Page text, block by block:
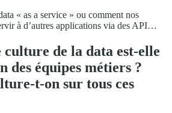
« as a service » ou comment nos
à d’autres applications via des API…
culture de la data est-elle
des équipes métiers ?
t-on sur tous ces